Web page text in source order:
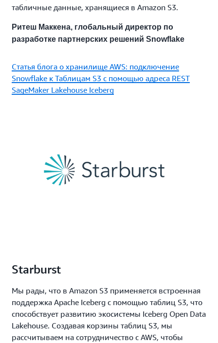
табличные данные, хранящиеся в Amazon S3.
Ритеш Маккена, глобальный директор по
разработке партнерских решений Snowflake
Статья блога о хранилище AWS: подключение
Snowflake к Таблицам S3 с помощью адреса REST
SageMaker Lakehouse Iceberg
Starburst
Мы рады, что в Amazon S3 применяется встроенная
поддержка Apache Iceberg с помощью таблиц S3, что
способствует развитию экосистемы Iceberg Open Data
Lakehouse. Создавая корзины таблиц S3, мы
рассчитываем на сотрудничество с AWS, чтобы